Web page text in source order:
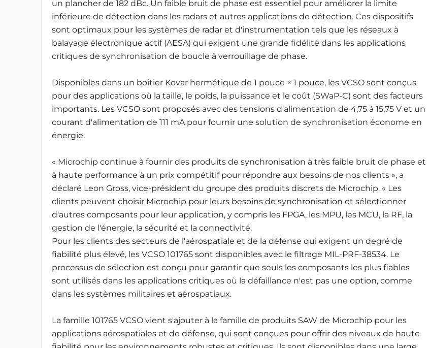
un plancher de 182 dBc. Un faible bruit de phase est essentiel pour améliorer la limite
inférieure de détection dans les radars et autres applications de détection. Ces dispositifs
sont optimaux pour les systèmes de radar et d'instrumentation tels que les réseaux à
balayage électronique actif (AESA) qui exigent une grande fidélité dans les applications
critiques de synchronisation de boucle à verrouillage de phase.
Disponibles dans un boîtier Kovar hermétique de 1 pouce × 1 pouce, les VCSO sont conçus
pour des applications où la taille, le poids, la puissance et le coût (SWaP-C) sont des facteurs
importants. Les VCSO sont proposés avec des tensions d'alimentation de 4,75 à 15,75 V et un
courant d'alimentation de 111 mA pour fournir une solution de synchronisation économe en
énergie.
« Microchip continue à fournir des produits de synchronisation à très faible bruit de phase et
à haute performance à un prix compétitif pour répondre aux besoins de nos clients », a
déclaré Leon Gross, vice-président du groupe des produits discrets de Microchip. « Les
clients peuvent choisir Microchip pour leurs besoins de synchronisation et sélectionner
d'autres composants pour leur application, y compris les FPGA, les MPU, les MCU, la RF, la
gestion de l'énergie, la sécurité et la connectivité.
Pour les clients des secteurs de l'aérospatiale et de la défense qui exigent un degré de
fiabilité plus élevé, les VCSO 101765 sont disponibles avec le filtrage MIL-PRF-38534. Le
processus de sélection est conçu pour garantir que seuls les composants les plus fiables
sont utilisés dans les applications critiques où la défaillance n'est pas une option, comme
dans les systèmes militaires et aérospatiaux.
La famille 101765 VCSO vient s'ajouter à la famille de produits SAW de Microchip pour les
applications aérospatiales et de défense, qui sont conçues pour offrir des niveaux de haute